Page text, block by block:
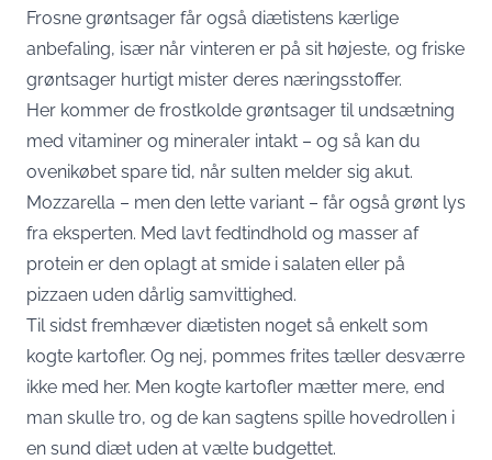
Frosne grøntsager får også diætistens kærlige
anbefaling, især når vinteren er på sit højeste, og friske
grøntsager hurtigt mister deres næringsstoffer.
Her kommer de frostkolde grøntsager til undsætning
med vitaminer og mineraler intakt – og så kan du
ovenikøbet spare tid, når sulten melder sig akut.
Mozzarella – men den lette variant – får også grønt lys
fra eksperten. Med lavt fedtindhold og masser af
protein er den oplagt at smide i salaten eller på
pizzaen uden dårlig samvittighed.
Til sidst fremhæver diætisten noget så enkelt som
kogte kartofler. Og nej, pommes frites tæller desværre
ikke med her. Men kogte kartofler mætter mere, end
man skulle tro, og de kan sagtens spille hovedrollen i
en sund diæt uden at vælte budgettet.